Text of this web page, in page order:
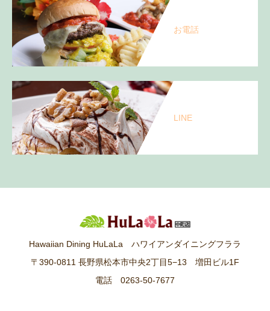
お電話
LINE
Hawaiian Dining HuLaLa ハワイアンダイニングフララ
〒390-0811 長野県松本市中央2丁目5−13 増田ビル1F
電話 0263-50-7677